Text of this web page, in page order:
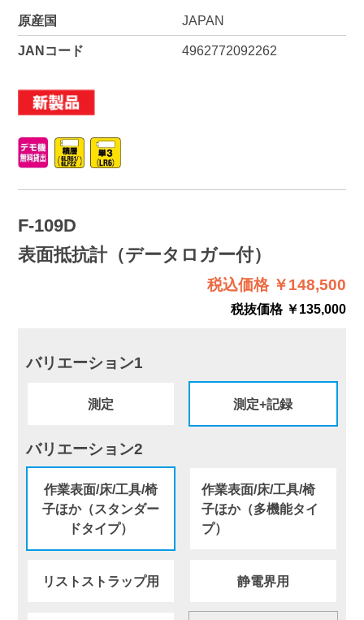
原産国 JAPAN
JANコード 4962772092262
F-109D
表面抵抗計（データロガー付）
税込価格 ￥148,500
税抜価格 ￥135,000
バリエーション1
測定 測定+記録
バリエーション2
作業表面/床/工具/椅
子ほか（スタンダー
ドタイプ）
作業表面/床/工具/椅
子ほか（多機能タイ
プ）
リストストラップ用 静電界用